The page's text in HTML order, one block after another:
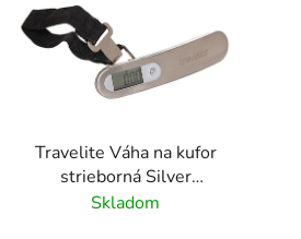
Travelite Váha na kufor
strieborná Silver
Digitálna
Skladom